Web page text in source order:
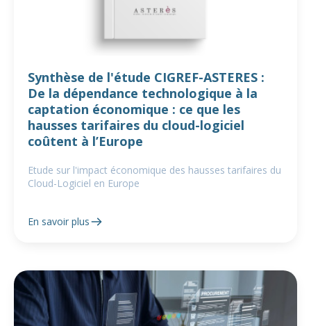
Synthèse de l'étude CIGREF-ASTERES :
De la dépendance technologique à la
captation économique : ce que les
hausses tarifaires du cloud-logiciel
coûtent à l’Europe
Etude sur l'impact économique des hausses tarifaires du
Cloud-Logiciel en Europe
En savoir plus